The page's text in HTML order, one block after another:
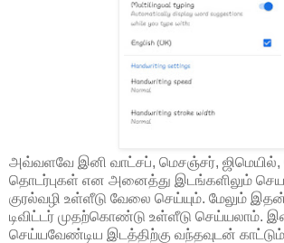
அவ்வளவே இனி வாட்சப், மெசஞ்சர், ஜிமெயில்,
தொடர்புகள் என அனைத்து இடங்களிலும்
குரல்வழி உள்ளீடு வேலை செய்யும். மேலும் இதன்
டிவிட்டர் முதற்கொண்டு உள்ளீடு செய்யலாம்.
செய்யவேண்டிய இடத்திற்கு வந்தவுடன் காட்டும்